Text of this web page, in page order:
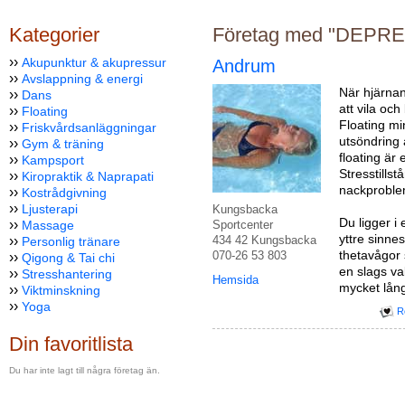
Kategorier
›› Akupunktur & akupressur
›› Avslappning & energi
›› Dans
›› Floating
›› Friskvårdsanläggningar
›› Gym & träning
›› Kampsport
›› Kiropraktik & Naprapati
›› Kostrådgivning
›› Ljusterapi
›› Massage
›› Personlig tränare
›› Qigong & Tai chi
›› Stresshantering
›› Viktminskning
›› Yoga
Din favoritlista
Du har inte lagt till några företag än.
Företag med
Andrum
Kungsbacka
Sportcenter
434 42 Kungsbacka
070-26 53 803
Hemsida
När
att vila och
Floating
utsöndring
floating är
Du ligger i
yttre
thetavågor
en slags
mycket